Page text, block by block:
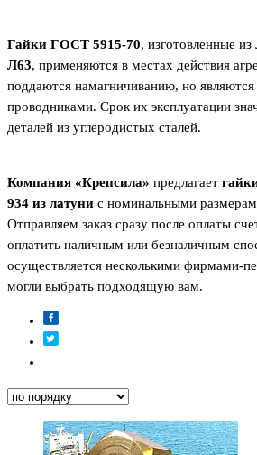
Гайки ГОСТ 5915-70, изготовленные из
Л63, применяются в местах действия
поддаются намагничиванию, но
проводниками. Срок их эксплуатации
деталей из углеродистых сталей.
Компания «Крепсила» предлагает
934 из латуни с номинальными
Отправляем заказ сразу после оплаты
оплатить наличным или безналичным
осуществляется несколькими фирмами-
могли выбрать подходящую вам.